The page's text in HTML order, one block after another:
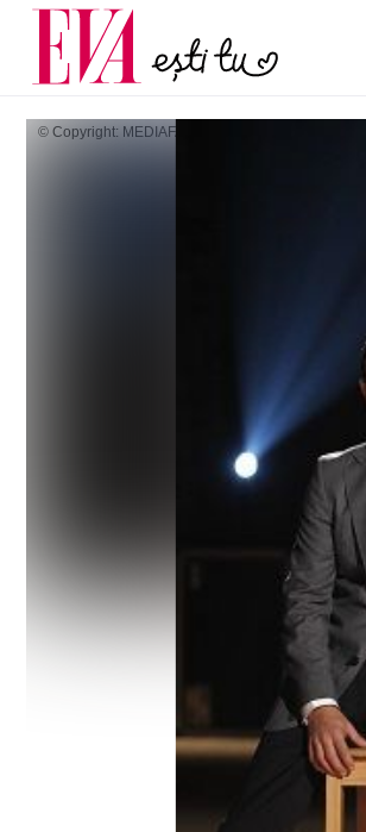
© Copyright: MEDIAFAX
Carieră
Actualitate